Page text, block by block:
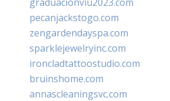
pecanjackstogo.com
zengardendayspa.com
sparklejewelryinc.com
ironcladtattoostudio.com
bruinshome.com
annascleaningsvc.com